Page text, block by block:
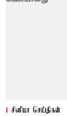
சினிமா செய்திகள்